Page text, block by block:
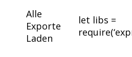
Alle
Exporte
Laden
let libs =